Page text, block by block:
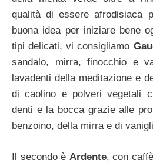
qualità di essere afrodisiaca
buona idea per iniziare bene
tipi delicati, vi consigliamo
sandalo, mirra, finocchio e
lavadenti della meditazione e
di caolino e polveri vegetali
denti e la bocca grazie alle
benzoino, della mirra e di
Il secondo è Ardente, con